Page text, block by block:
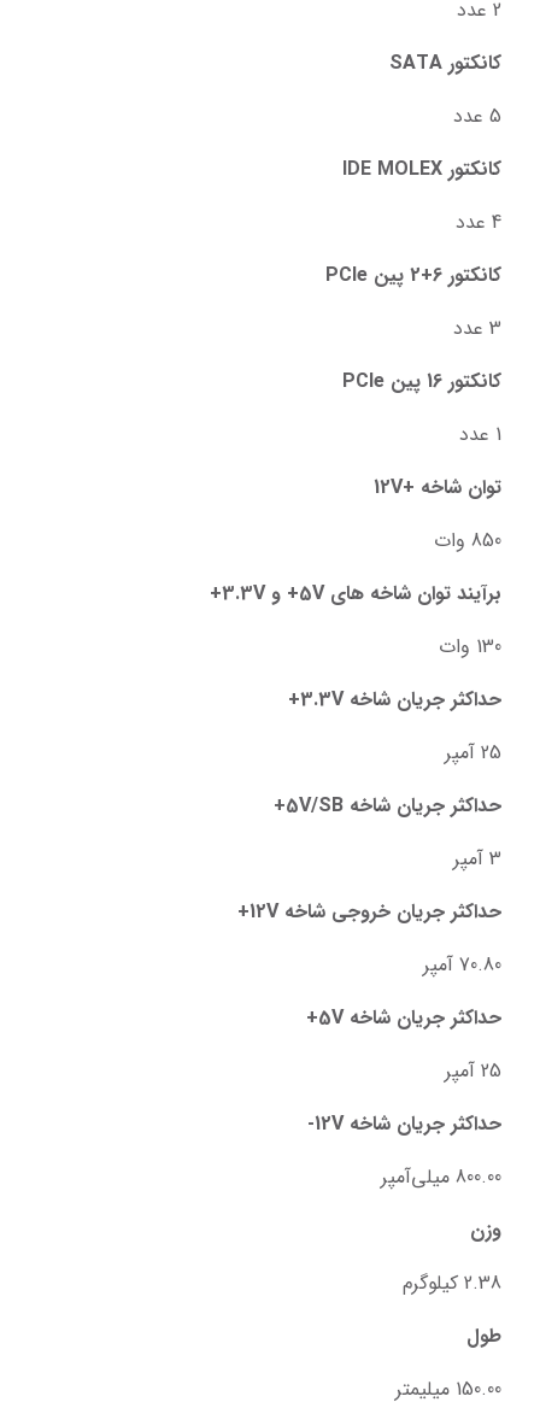
2 عدد
کانکتور SATA
5 عدد
کانکتور IDE MOLEX
4 عدد
کانکتور 6+2 پین PCIe
3 عدد
کانکتور 16 پین PCIe
1 عدد
توان شاخه +12V
850 وات
برآیند توان شاخه های 5V+ و 3.3V+
130 وات
حداکثر جریان شاخه 3.3V+
25 آمپر
حداکثر جریان شاخه 5V/SB+
3 آمپر
حداکثر جریان خروجی شاخه 12V+
70.80 آمپر
حداکثر جریان شاخه 5V+
25 آمپر
حداکثر جریان شاخه 12V-
800.00 میلی‌آمپر
وزن
2.38 کیلوگرم
طول
150.00 میلیمتر